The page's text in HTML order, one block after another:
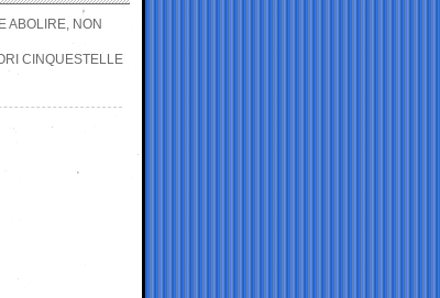
ABOLIRE, NON
CINQUESTELLE